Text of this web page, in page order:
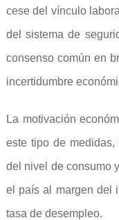
cese del vínculo
del sistema de
consenso común en
incertidumbre
La motivación
este tipo de
del nivel de consumo
el país al margen del
tasa de desempleo.